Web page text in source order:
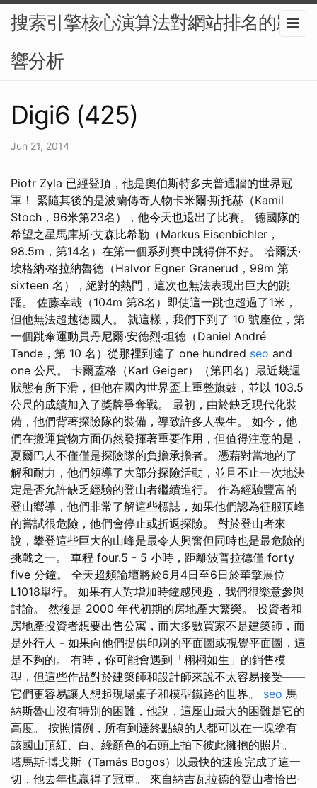
搜索引擎核心演算法對網站排名的影
響分析
Digi6 (425)
Jun 21, 2014
Piotr Zyla 已經登頂，他是奧伯斯特多夫普通牆的世界冠
軍！ 緊隨其後的是波蘭傳奇人物卡米爾·斯托赫（Kamil
Stoch，96米第23名），他今天也退出了比賽。 德國隊的
希望之星馬庫斯·艾森比希勒（Markus Eisenbichler，
98.5m，第14名）在第一個系列賽中跳得併不好。 哈爾沃·
埃格納·格拉納魯德（Halvor Egner Granerud，99m 第
sixteen 名），絕對的熱門，這次也無法表現出巨大的跳
躍。 佐藤幸哉（104m 第8名）即使這一跳也超過了1米，
但他無法超越德國人。 就這樣，我們下到了 10 號座位，第
一個跳傘運動員丹尼爾·安德烈·坦德（Daniel André
Tande，第 10 名）從那裡到達了 one hundred seo and
one 公尺。 卡爾蓋格（Karl Geiger）（第四名）最近幾週
狀態有所下滑，但他在國內世界盃上重整旗鼓，並以 103.5
公尺的成績加入了獎牌爭奪戰。 最初，由於缺乏現代化裝
備，他們背著探險隊的裝備，導致許多人喪生。 如今，他
們在搬運貨物方面仍然發揮著重要作用，但值得注意的是，
夏爾巴人不僅僅是探險隊的負擔承擔者。 憑藉對當地的了
解和耐力，他們領導了大部分探險活動，並且不止一次地決
定是否允許缺乏經驗的登山者繼續進行。 作為經驗豐富的
登山嚮導，他們非常了解這些標誌，如果他們認為征服頂峰
的嘗試很危險，他們會停止或折返探險。 對於登山者來
說，攀登這些巨大的山峰是最令人興奮但同時也是最危險的
挑戰之一。 車程 four.5 - 5 小時，距離波普拉德僅 forty
five 分鐘。 全天超頻論壇將於6月4日至6日於華擎展位
L1018舉行。 如果有人對增加時鐘感興趣，我們很樂意參與
討論。 然後是 2000 年代初期的房地產大繁榮。 投資者和
房地產投資者想要出售公寓，而大多數買家不是建築師，而
是外行人 - 如果向他們提供印刷的平面圖或視覺平面圖，這
是不夠的。 有時，你可能會遇到「栩栩如生」的銷售模
型，但這些作品對於建築師和設計師來說不太容易接受——
它們更容易讓人想起現場桌子和模型鐵路的世界。 seo 馬
納斯魯山沒有特別的困難，他說，這座山最大的困難是它的
高度。 按照慣例，所有到達終點線的人都可以在一塊塗有
該國山頂紅、白、綠顏色的石頭上拍下彼此擁抱的照片。
塔馬斯·博戈斯（Tamás Bogos）以最快的速度完成了這一
切，他去年也贏得了冠軍。 來自納吉瓦拉德的登山者恰巴·